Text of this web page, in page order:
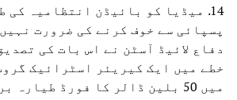
14. میڈیا کو بائیڈن انتظامیہ
پسپائی سے خوف کرنے کی ضرورت
دفاع لائیڈ آسٹن نے اس بات کی
خطے میں ایک کیریئر اسٹرائیک
میں 50 بلین ڈالر کا فورڈ